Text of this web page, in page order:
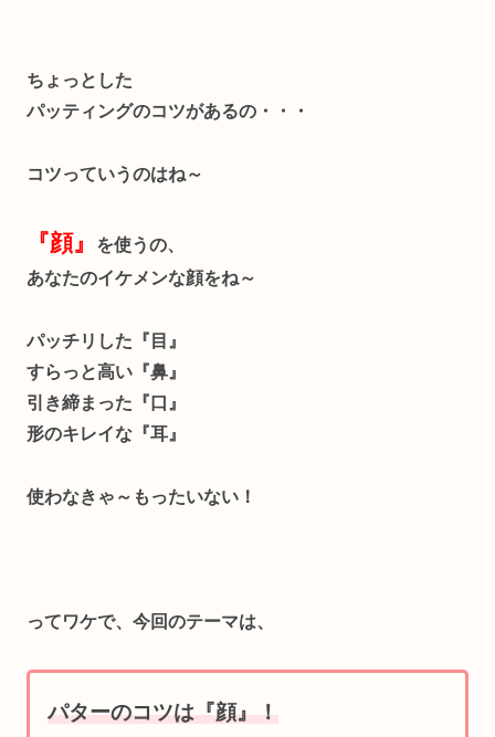
ちょっとした
パッティングのコツがあるの・・・
コツっていうのはね～
『顔』
を使うの、
あなたのイケメンな顔をね～
パッチリした『目』
すらっと高い『鼻』
引き締まった『口』
形のキレイな『耳』
使わなきゃ～もったいない！
ってワケで、今回のテーマは、
パターのコツは『顔』！